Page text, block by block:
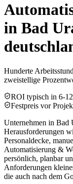
in Bad
Hunderte
zweistellige
ROI typisch in 6-
Festpreis vor
Unternehmen in Bad
Herausforderungen
Personaldecke,
Automatisierung &
persönlich, planbar
Anforderungen
die auch nach dem